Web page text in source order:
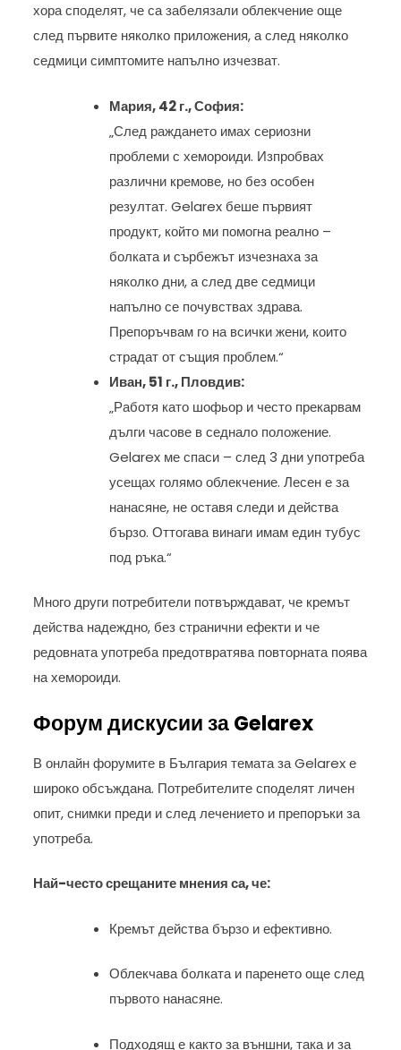
хора споделят, че са забелязали облекчение още
след първите няколко приложения, а след няколко
седмици симптомите напълно изчезват.
Мария, 42 г., София:
„След раждането имах сериозни
проблеми с хемороиди. Изпробвах
различни кремове, но без особен
резултат. Gelarex беше първият
продукт, който ми помогна реално –
болката и сърбежът изчезнаха за
няколко дни, а след две седмици
напълно се почувствах здрава.
Препоръчвам го на всички жени, които
страдат от същия проблем.“
Иван, 51 г., Пловдив:
„Работя като шофьор и често прекарвам
дълги часове в седнало положение.
Gelarex ме спаси – след 3 дни употреба
усещах голямо облекчение. Лесен е за
нанасяне, не оставя следи и действа
бързо. Оттогава винаги имам един тубус
под ръка.“
Много други потребители потвърждават, че кремът
действа надеждно, без странични ефекти и че
редовната употреба предотвратява повторната поява
на хемороиди.
Форум дискусии за Gelarex
В онлайн форумите в България темата за Gelarex е
широко обсъждана. Потребителите споделят личен
опит, снимки преди и след лечението и препоръки за
употреба.
Най-често срещаните мнения са, че:
Кремът действа бързо и ефективно.
Облекчава болката и паренето още след
първото нанасяне.
Подходящ е както за външни, така и за